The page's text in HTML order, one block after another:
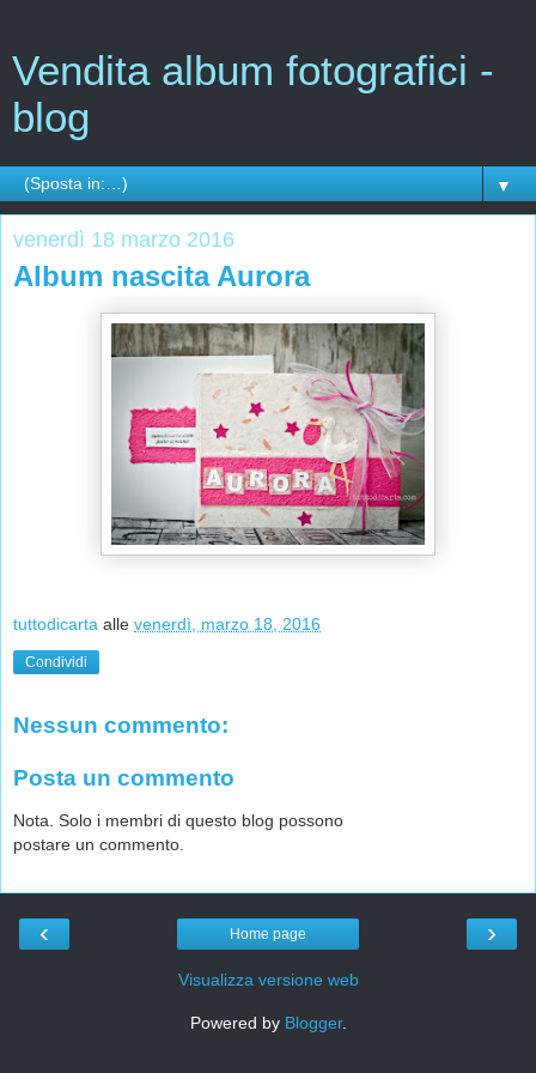
Vendita album fotografici -
blog
▼
venerdì 18 marzo 2016
Album nascita Aurora
tuttodicarta alle venerdì, marzo 18, 2016
Condividi
Nessun commento:
Posta un commento
Nota. Solo i membri di questo blog possono
postare un commento.
‹ ›
Home page
Visualizza versione web
Powered by Blogger.